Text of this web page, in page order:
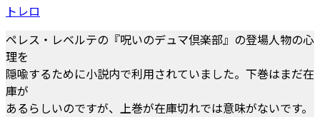
トレロ
ペレス・レベルテの『呪いのデュマ倶楽部』の登場人物の心
理を
隠喩するために小説内で利用されていました。下巻はまだ在
庫が
あるらしいのですが、上巻が在庫切れでは意味がないです。